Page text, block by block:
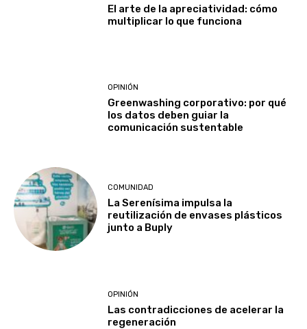
El arte de la apreciatividad: cómo
multiplicar lo que funciona
OPINIÓN
Greenwashing corporativo: por qué
los datos deben guiar la
comunicación sustentable
COMUNIDAD
La Serenísima impulsa la
reutilización de envases plásticos
junto a Buply
OPINIÓN
Las contradicciones de acelerar la
regeneración